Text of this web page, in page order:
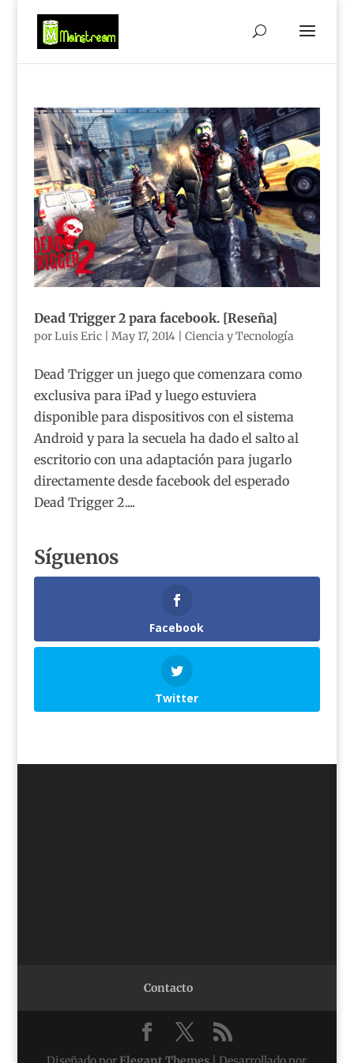
Dead Trigger 2 para facebook. [Reseña]
porLuis Eric| May 17, 2014| Ciencia y Tecnología
Dead Trigger un juego que comenzara como
exclusiva para iPad y luego estuviera
disponible para dispositivos con el sistema
Android y para la secuela ha dado el salto al
escritorio con una adaptación para jugarlo
directamente desde facebook del esperado
Dead Trigger 2....
Síguenos
Facebook
Twitter
Contacto